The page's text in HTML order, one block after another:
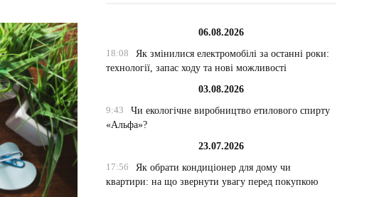
06.08.2026
18:08
Як змінилися електромобілі за останні роки:
технології, запас ходу та нові можливості
03.08.2026
9:43
Чи екологічне виробництво етилового спирту
«Альфа»?
23.07.2026
17:56
Як обрати кондиціонер для дому чи
квартири: на що звернути увагу перед покупкою